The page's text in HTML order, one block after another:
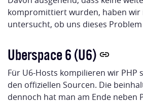
kompromittiert wurden, haben wir
untersucht, ob uns dieses
Uberspace 6 (U6)
Für U6-Hosts kompilieren wir PHP
den offiziellen Sourcen. Die
dennoch hat man am Ende neben